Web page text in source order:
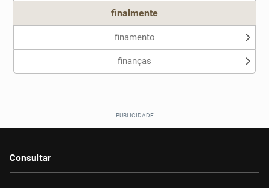
finalmente
finamento
finanças
Consultar